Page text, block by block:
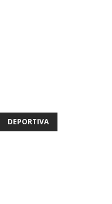
DEPORTIVA